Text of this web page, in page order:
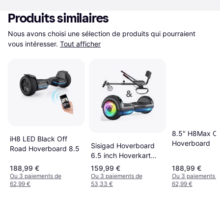
Produits similaires
Nous avons choisi une sélection de produits qui pourraient
vous intéresser. Tout afficher
iH8 LED Black Off
Road Hoverboard 8.5
188,99 €
Ou 3 paiements de
62,99 €
Sisigad Hoverboard
6.5 inch Hoverkart
160W
159,99 €
Ou 3 paiements de
53,33 €
8.5" H8Max
Hoverboard
188,99 €
Ou 3 paiements
62,99 €